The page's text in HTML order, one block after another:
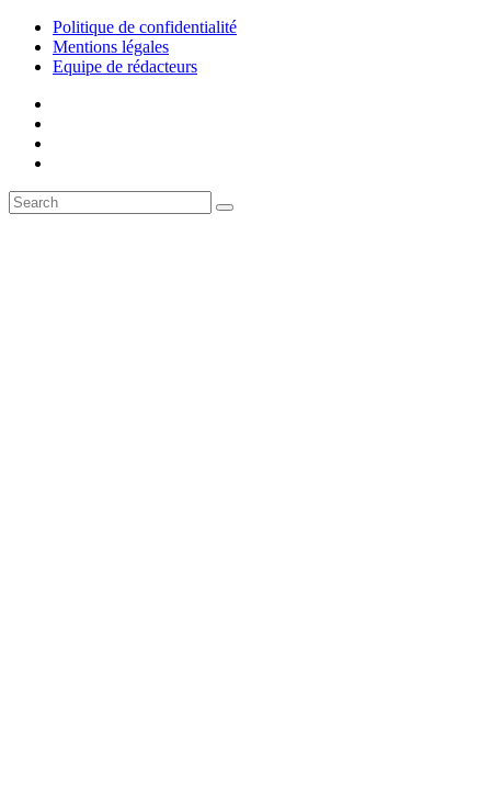
Politique de confidentialité
Mentions légales
Equipe de rédacteurs